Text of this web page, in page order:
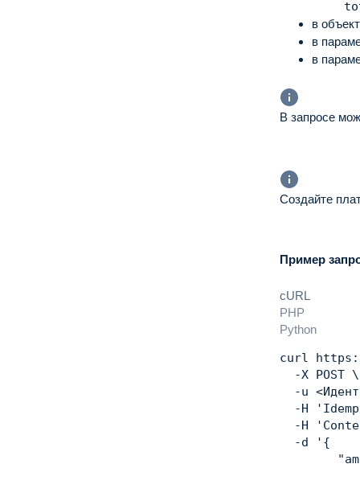
в
в
в
В запросе
Создайте
Пример
cURL
PHP
Python
curl
  -X POST
\
  -u
<
  -H
  -H
  -d
'{